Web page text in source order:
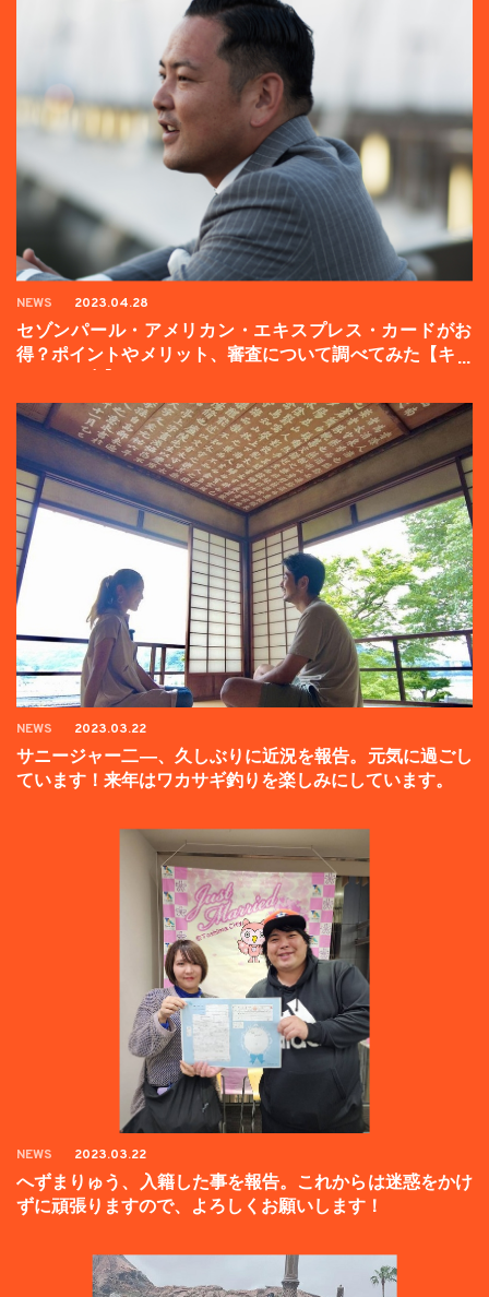
NEWS 2023.04.28
セゾンパール・アメリカン・エキスプレス・カードがお
得？ポイントやメリット、審査について調べてみた【キャ
NEWS 2023.03.22
サニージャー二―、久しぶりに近況を報告。元気に過ごし
ています！来年はワカサギ釣りを楽しみにしています。
NEWS 2023.03.22
へずまりゅう、入籍した事を報告。これからは迷惑をかけ
ずに頑張りますので、よろしくお願いします！